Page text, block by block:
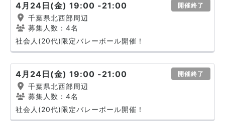
4月24日(金) 19:00 -21:00 開催終了
千葉県北西部周辺
募集人数：4名
社会人(20代)限定バレーボール開催！
4月24日(金) 19:00 -21:00 開催終了
千葉県北西部周辺
募集人数：4名
社会人(20代)限定バレーボール開催！